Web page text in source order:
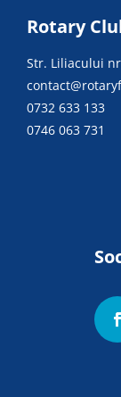
Rotary
Str. Liliacului
0732 633 133
0746 063 731